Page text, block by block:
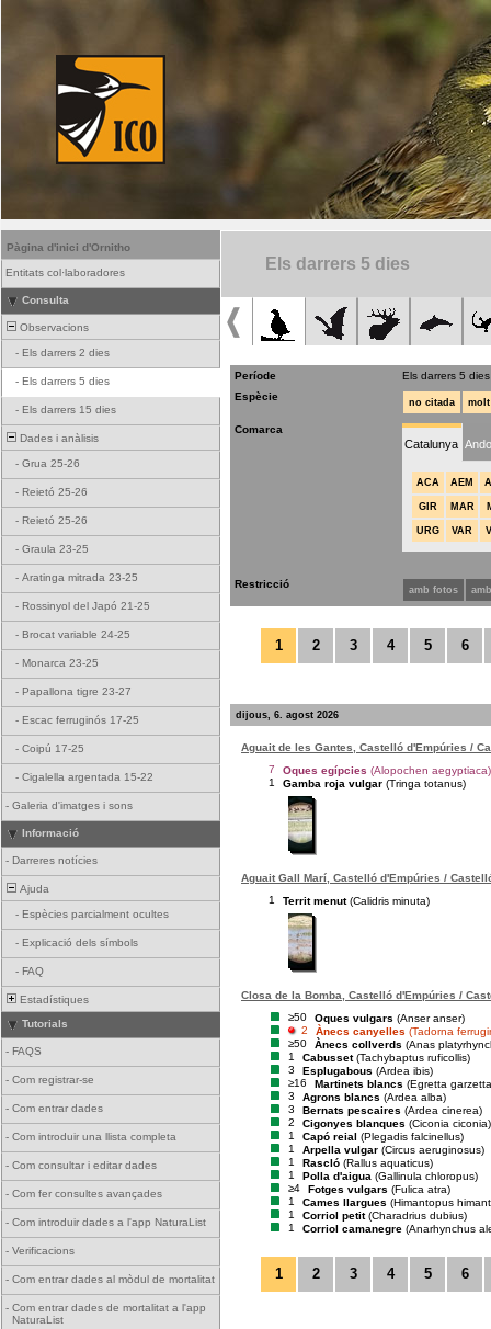
Pàgina d'inici d'Ornitho
Entitats col·laboradores
Consulta
Observacions
- Els darrers 2 dies
- Els darrers 5 dies
- Els darrers 15 dies
Dades i anàlisis
- Grua 25-26
- Reietó 25-26
- Reietó 25-26
- Graula 23-25
- Aratinga mitrada 23-25
- Rossinyol del Japó 21-25
- Brocat variable 24-25
- Monarca 23-25
- Papallona tigre 23-27
- Escac ferruginós 17-25
- Coipú 17-25
- Cigalella argentada 15-22
- Galeria d'imatges i sons
Informació
- Darreres notícies
Ajuda
- Espècies parcialment ocultes
- Explicació dels símbols
- FAQ
Estadístiques
Tutorials
- FAQS
- Com registrar-se
- Com entrar dades
- Com introduir una llista completa
- Com consultar i editar dades
- Com fer consultes avançades
- Com introduir dades a l'app NaturaList
- Verificacions
- Com entrar dades al mòdul de mortalitat
- Com entrar dades de mortalitat a l'app
NaturaList
Els darrers 5 dies
Període
Els darrers 5 dies
Espècie
no citada
Comarca
Catalunya
ACA AEM
GIR MAR
URG VAR
Restricció amb fotos
1 2 3 4 5 6
dijous, 6. agost 2026
Aguait de les Gantes, Castelló d'Empúries /
7
Oques egípcies (Alopochen aegyptiaca)
1
Gamba roja vulgar (Tringa totanus)
Aguait Gall Marí, Castelló d'Empúries /
1
Territ menut (Calidris minuta)
Closa de la Bomba, Castelló d'Empúries /
≥50
Oques vulgars (Anser anser)
2
Ànecs canyelles (Tadorna
≥50
Ànecs collverds (Anas
1
Cabusset (Tachybaptus ruficollis)
3
Esplugabous (Ardea ibis)
≥16
Martinets blancs (Egretta
3
Agrons blancs (Ardea alba)
3
Bernats pescaires (Ardea cinerea)
2
Cigonyes blanques (Ciconia ciconia)
1
Capó reial (Plegadis falcinellus)
1
Arpella vulgar (Circus aeruginosus)
1
Rascló (Rallus aquaticus)
1
Polla d'aigua (Gallinula chloropus)
≥4
Fotges vulgars (Fulica atra)
1
Cames llargues (Himantopus
1
Corriol petit (Charadrius dubius)
1
Corriol camanegre (Anarhynchus
1 2 3 4 5 6